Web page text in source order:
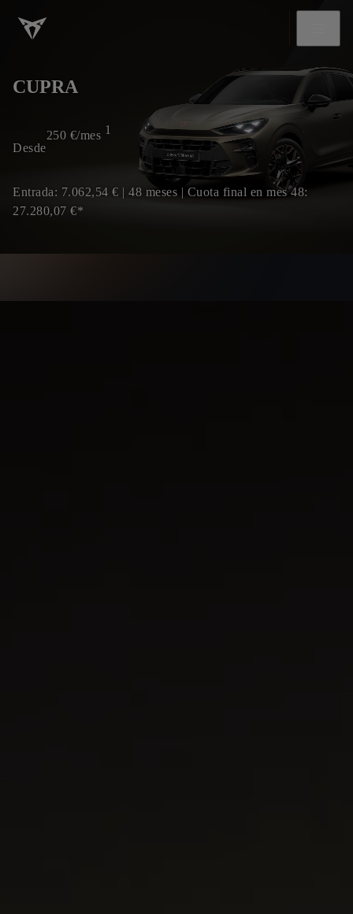
CUPRA
Desde
250 €/mes 1
Entrada: 7.062,54 € | 48 meses | Cuota final en mes 48:
27.280,07 €*